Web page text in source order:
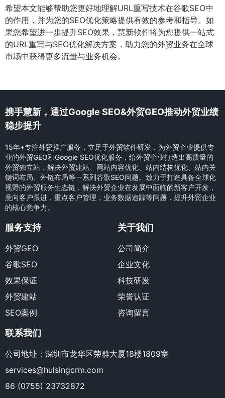
希望本文能够帮助您更好地理解URL重写技术在谷歌SEO中
的作用，并为您的SEO优化策略提供有效的参考和指导。如
果您希望进一步提升SEO效果，慧新软件将为您提供一站式
的URL重写与SEO优化解决方案，助力您的外贸业务在全球
市场中获得更多流量与业务机会。
携手慧新，通过Google SEO&外贸GEO推动外贸业绩
稳步提升
15年+专注外贸推广服务，立足于外贸软件研发，为外贸企业提供专
业的外贸GEO和Google SEO优化服务，给外贸企业打造出高质量的
外贸独立站，解决外贸建站、网站内容优化、站内结构优化、站内关
键词布局、外链布局等一系列谷歌SEO问题。致力于打造具备全球化
视野的外贸服务生态链，解决外贸企业在发展中面临的新客户开发，
意向客户跟进，重点客户管理，业务数据追踪等问题，提升外贸企业
的核心竞争力。
服务支持
外贸GEO
谷歌SEO
效果保证
外贸建站
SEO案例
关于我们
公司简介
企业文化
科技研发
荣誉认证
咨询留言
联系我们
公司地址：深圳市龙华区荣群大厦18楼1809室
services@hulsingcrm.com
86 (0755) 23732872